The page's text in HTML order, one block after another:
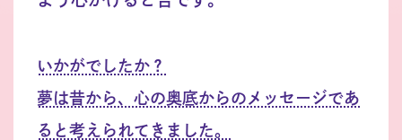
いかがでしたか？
夢は昔から、心の奥底からのメッセージであ
ると考えられてきました。